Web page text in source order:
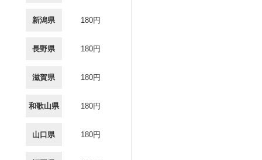
新潟県 180円
長野県 180円
滋賀県 180円
和歌山県 180円
山口県 180円